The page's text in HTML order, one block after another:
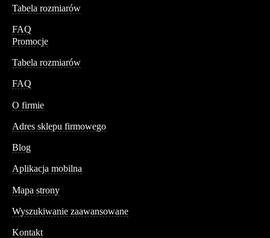
Tabela rozmiarów
FAQ
Promocje
Tabela rozmiarów
FAQ
O firmie
Adres sklepu firmowego
Blog
Aplikacja mobilna
Mapa strony
Wyszukiwanie zaawansowane
Kontakt